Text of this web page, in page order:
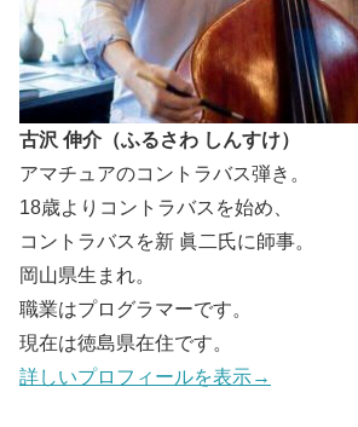
古沢 伸介（ふるさわ しんすけ）
アマチュアのコントラバス弾き。
18歳よりコントラバスを始め、
コントラバスを新 眞二氏に師事。
岡山県生まれ。
職業はプログラマーです。
現在は徳島県在住です。
詳しいプロフィールを表示→